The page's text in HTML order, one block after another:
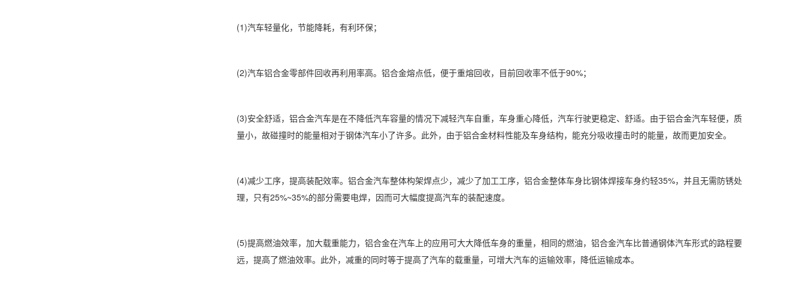
(1)汽车轻量化，节能降耗，有利环保；
(2)汽车铝合金零部件回收再利用率高。铝合金熔点低，便于重熔回收，目前回收率不低于90%；
(3)安全舒适，铝合金汽车是在不降低汽车容量的情况下减轻汽车自重，车身重心降低，汽车行驶更稳定、舒适。由于铝合金汽车轻便，质
量小，故碰撞时的能量相对于钢体汽车小了许多。此外，由于铝合金材料性能及车身结构，能充分吸收撞击时的能量，故而更加安全。
(4)减少工序，提高装配效率。铝合金汽车整体构架焊点少，减少了加工工序，铝合金整体车身比钢体焊接车身约轻35%，并且无需防锈处
理，只有25%~35%的部分需要电焊，因而可大幅度提高汽车的装配速度。
(5)提高燃油效率，加大载重能力，铝合金在汽车上的应用可大大降低车身的重量，相同的燃油，铝合金汽车比普通钢体汽车形式的路程要
远，提高了燃油效率。此外，减重的同时等于提高了汽车的载重量，可增大汽车的运输效率，降低运输成本。